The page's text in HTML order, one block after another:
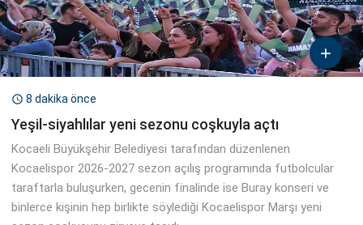

 8 dakika önce
Yeşil-siyahlılar yeni sezonu coşkuyla açtı
Kocaeli Büyükşehir Belediyesi tarafından düzenlenen
Kocaelispor 2026-2027 sezon açılış programında futbolcular
taraftarla buluşurken, gecenin finalinde ise Buray konseri ve
binlerce kişinin hep birlikte söylediği Kocaelispor Marşı yeni